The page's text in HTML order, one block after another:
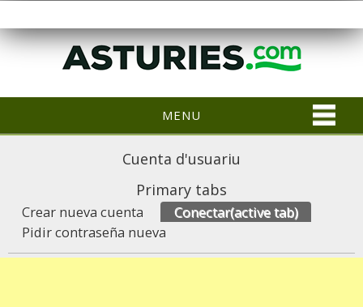
MENU
Cuenta d'usuariu
Primary tabs
Crear nueva cuenta Conectar(active tab)
Pidir contraseña nueva